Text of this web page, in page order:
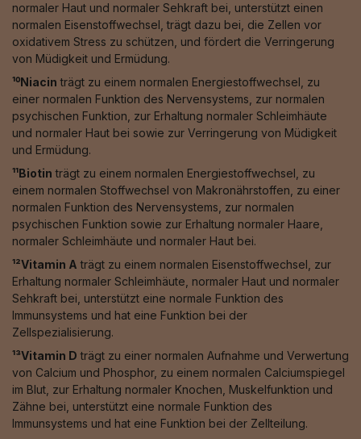
normaler Haut und normaler Sehkraft bei, unterstützt einen
normalen Eisenstoffwechsel, trägt dazu bei, die Zellen vor
oxidativem Stress zu schützen, und fördert die Verringerung
von Müdigkeit und Ermüdung.
¹⁰Niacin trägt zu einem normalen Energiestoffwechsel, zu
einer normalen Funktion des Nervensystems, zur normalen
psychischen Funktion, zur Erhaltung normaler Schleimhäute
und normaler Haut bei sowie zur Verringerung von Müdigkeit
und Ermüdung.
¹¹Biotin trägt zu einem normalen Energiestoffwechsel, zu
einem normalen Stoffwechsel von Makronährstoffen, zu einer
normalen Funktion des Nervensystems, zur normalen
psychischen Funktion sowie zur Erhaltung normaler Haare,
normaler Schleimhäute und normaler Haut bei.
¹²Vitamin A trägt zu einem normalen Eisenstoffwechsel, zur
Erhaltung normaler Schleimhäute, normaler Haut und normaler
Sehkraft bei, unterstützt eine normale Funktion des
Immunsystems und hat eine Funktion bei der
Zellspezialisierung.
¹³Vitamin D trägt zu einer normalen Aufnahme und Verwertung
von Calcium und Phosphor, zu einem normalen Calciumspiegel
im Blut, zur Erhaltung normaler Knochen, Muskelfunktion und
Zähne bei, unterstützt eine normale Funktion des
Immunsystems und hat eine Funktion bei der Zellteilung.